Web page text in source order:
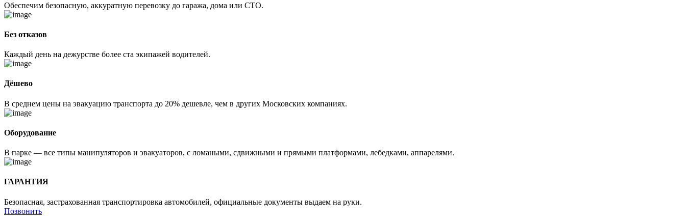
Обеспечим безопасную, аккуратную перевозку до гаража, дома или СТО.
Без отказов
Каждый день на дежурстве более ста экипажей водителей.
Дёшево
В среднем цены на эвакуацию транспорта до 20% дешевле, чем в других Московских компаниях.
Оборудование
В парке — все типы манипуляторов и эвакуаторов, с ломаными, сдвижными и прямыми платформами, лебедками, аппарелями.
ГАРАНТИЯ
Безопасная, застрахованная транспортировка автомобилей, официальные документы выдаем на руки.
Позвонить